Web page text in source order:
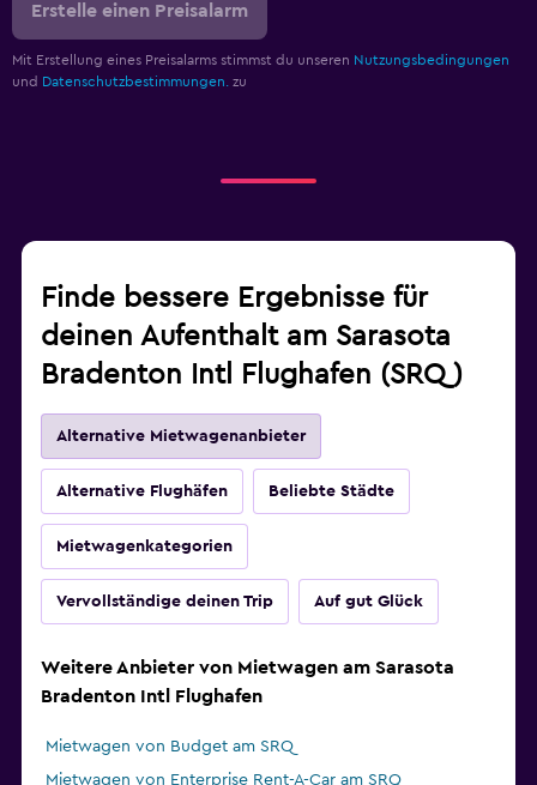
Erstelle einen Preisalarm
Mit Erstellung eines Preisalarms stimmst du unseren Nutzungsbedingungen
und Datenschutzbestimmungen. zu
Finde bessere Ergebnisse für
deinen Aufenthalt am Sarasota
Bradenton Intl Flughafen (SRQ)
Alternative Mietwagenanbieter
Alternative Flughäfen Beliebte Städte
Mietwagenkategorien
Vervollständige deinen Trip Auf gut Glück
Weitere Anbieter von Mietwagen am Sarasota
Bradenton Intl Flughafen
Mietwagen von Budget am SRQ
Mietwagen von Enterprise Rent-A-Car am SRQ